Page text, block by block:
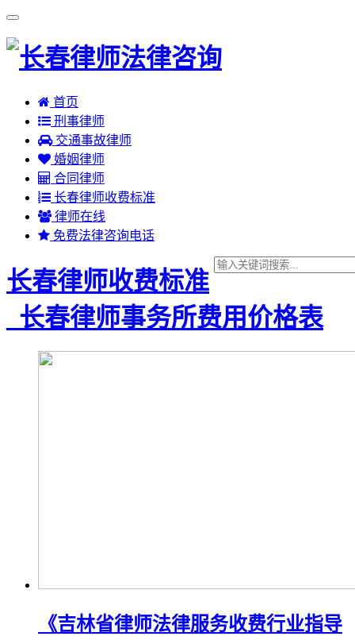
首页
刑事律师
交通事故律师
婚姻律师
合同律师
长春律师收费标准
律师在线
免费法律咨询电话
长春律师收费标准
_长春律师事务所费用价格表
《吉林省律师法律服务收费行业指导